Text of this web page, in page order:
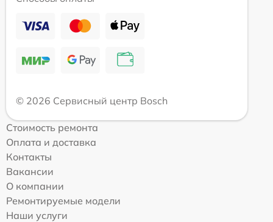
© 2026 Сервисный центр Bosch
Стоимость ремонта
Оплата и доставка
Контакты
Вакансии
О компании
Ремонтируемые модели
Наши услуги